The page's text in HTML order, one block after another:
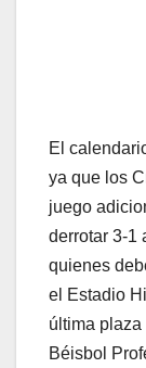
El
ya que los
juego
derrotar 3-1
quienes
el Estadio
última
Béisbol